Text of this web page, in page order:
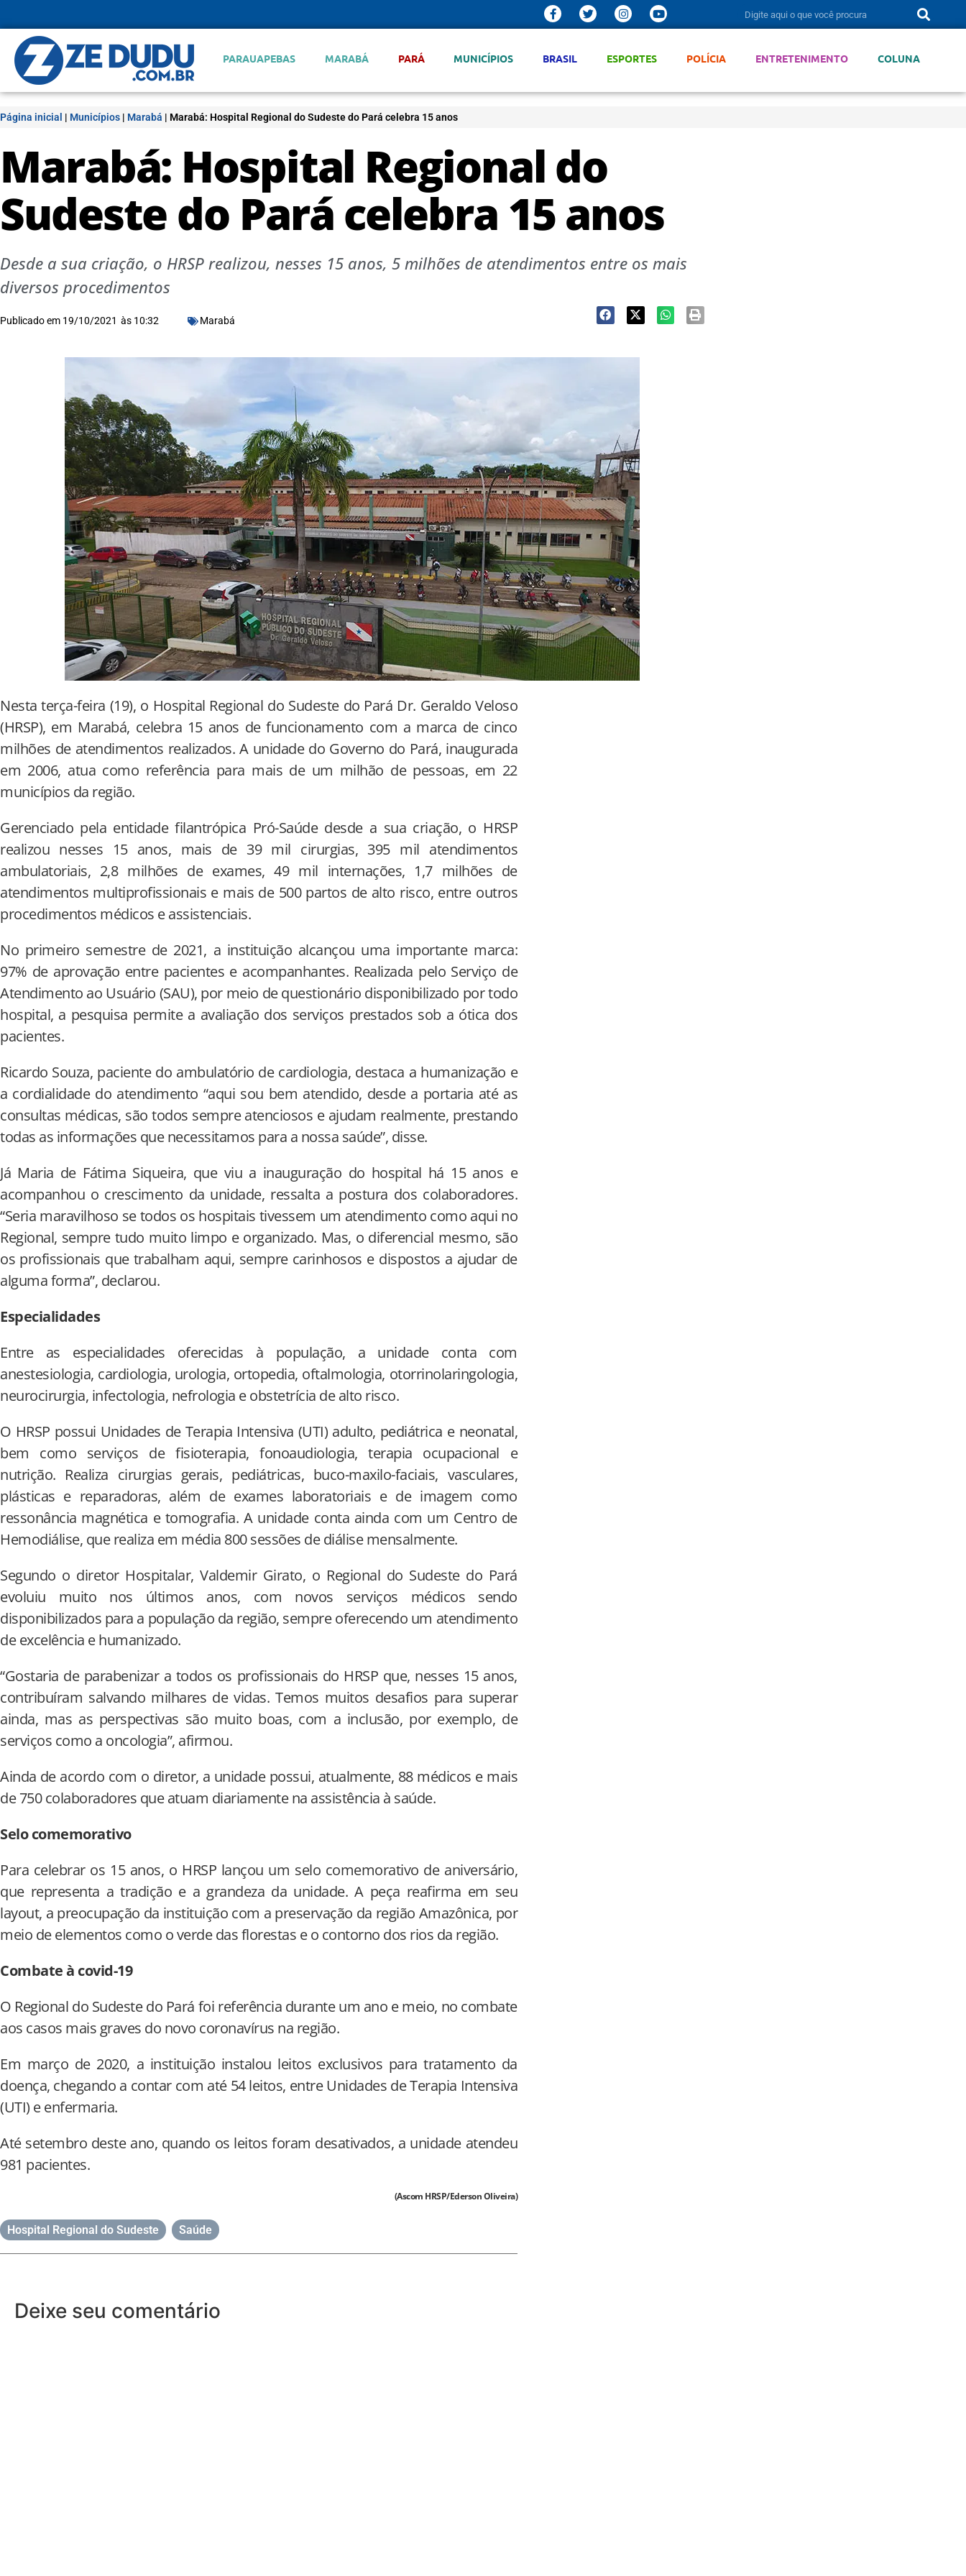
PARAUAPEBAS MARABÁ PARÁ MUNICÍPIOS BRASIL ESPORTES POLÍCIA ENTRETENIMENTO COLUNA
Página inicial | Municípios | Marabá | Marabá: Hospital Regional do Sudeste do Pará celebra 15 anos
Marabá: Hospital Regional do
Sudeste do Pará celebra 15 anos
Desde a sua criação, o HRSP realizou, nesses 15 anos, 5 milhões de atendimentos entre os mais
diversos procedimentos
Publicado em 19/10/2021 às 10:32 Marabá
Nesta terça-feira (19), o Hospital Regional do Sudeste do Pará Dr. Geraldo Veloso
(HRSP), em Marabá, celebra 15 anos de funcionamento com a marca de cinco
milhões de atendimentos realizados. A unidade do Governo do Pará, inaugurada
em 2006, atua como referência para mais de um milhão de pessoas, em 22
municípios da região.
Gerenciado pela entidade filantrópica Pró-Saúde desde a sua criação, o HRSP
realizou nesses 15 anos, mais de 39 mil cirurgias, 395 mil atendimentos
ambulatoriais, 2,8 milhões de exames, 49 mil internações, 1,7 milhões de
atendimentos multiprofissionais e mais de 500 partos de alto risco, entre outros
procedimentos médicos e assistenciais.
No primeiro semestre de 2021, a instituição alcançou uma importante marca:
97% de aprovação entre pacientes e acompanhantes. Realizada pelo Serviço de
Atendimento ao Usuário (SAU), por meio de questionário disponibilizado por todo
hospital, a pesquisa permite a avaliação dos serviços prestados sob a ótica dos
pacientes.
Ricardo Souza, paciente do ambulatório de cardiologia, destaca a humanização e
a cordialidade do atendimento “aqui sou bem atendido, desde a portaria até as
consultas médicas, são todos sempre atenciosos e ajudam realmente, prestando
todas as informações que necessitamos para a nossa saúde”, disse.
Já Maria de Fátima Siqueira, que viu a inauguração do hospital há 15 anos e
acompanhou o crescimento da unidade, ressalta a postura dos colaboradores.
“Seria maravilhoso se todos os hospitais tivessem um atendimento como aqui no
Regional, sempre tudo muito limpo e organizado. Mas, o diferencial mesmo, são
os profissionais que trabalham aqui, sempre carinhosos e dispostos a ajudar de
alguma forma”, declarou.
Especialidades
Entre as especialidades oferecidas à população, a unidade conta com
anestesiologia, cardiologia, urologia, ortopedia, oftalmologia, otorrinolaringologia,
neurocirurgia, infectologia, nefrologia e obstetrícia de alto risco.
O HRSP possui Unidades de Terapia Intensiva (UTI) adulto, pediátrica e neonatal,
bem como serviços de fisioterapia, fonoaudiologia, terapia ocupacional e
nutrição. Realiza cirurgias gerais, pediátricas, buco-maxilo-faciais, vasculares,
plásticas e reparadoras, além de exames laboratoriais e de imagem como
ressonância magnética e tomografia. A unidade conta ainda com um Centro de
Hemodiálise, que realiza em média 800 sessões de diálise mensalmente.
Segundo o diretor Hospitalar, Valdemir Girato, o Regional do Sudeste do Pará
evoluiu muito nos últimos anos, com novos serviços médicos sendo
disponibilizados para a população da região, sempre oferecendo um atendimento
de excelência e humanizado.
“Gostaria de parabenizar a todos os profissionais do HRSP que, nesses 15 anos,
contribuíram salvando milhares de vidas. Temos muitos desafios para superar
ainda, mas as perspectivas são muito boas, com a inclusão, por exemplo, de
serviços como a oncologia”, afirmou.
Ainda de acordo com o diretor, a unidade possui, atualmente, 88 médicos e mais
de 750 colaboradores que atuam diariamente na assistência à saúde.
Selo comemorativo
Para celebrar os 15 anos, o HRSP lançou um selo comemorativo de aniversário,
que representa a tradição e a grandeza da unidade. A peça reafirma em seu
layout, a preocupação da instituição com a preservação da região Amazônica, por
meio de elementos como o verde das florestas e o contorno dos rios da região.
Combate à covid-19
O Regional do Sudeste do Pará foi referência durante um ano e meio, no combate
aos casos mais graves do novo coronavírus na região.
Em março de 2020, a instituição instalou leitos exclusivos para tratamento da
doença, chegando a contar com até 54 leitos, entre Unidades de Terapia Intensiva
(UTI) e enfermaria.
Até setembro deste ano, quando os leitos foram desativados, a unidade atendeu
981 pacientes.
(Ascom HRSP/Ederson Oliveira)
Hospital Regional do Sudeste Saúde
Deixe seu comentário